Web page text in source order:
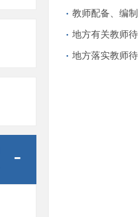
-
教师配备、编
地方有关教师
地方落实教师